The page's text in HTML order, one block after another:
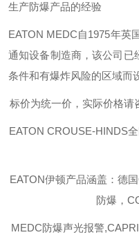
生产防爆产品的经验
EATON MEDC自1975年英
通知设备制造商，该公司已
条件和有爆炸风险的区域而
标价为统一价，实际价格请
EATON CROUSE-HINDS
EATON伊顿产品涵盖：德
防爆，
MEDC防爆声光报警